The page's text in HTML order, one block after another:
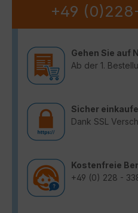
+49
Gehen Sie auf
Ab der 1.
Sicher
Dank SSL
Kostenfreie
+49 (0) 228 -